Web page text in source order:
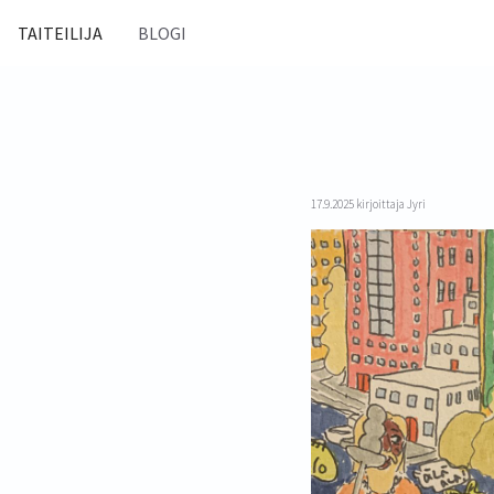
sisältöön
TAITEILIJA BLOGI
17.9.2025 kirjoittaja Jyri